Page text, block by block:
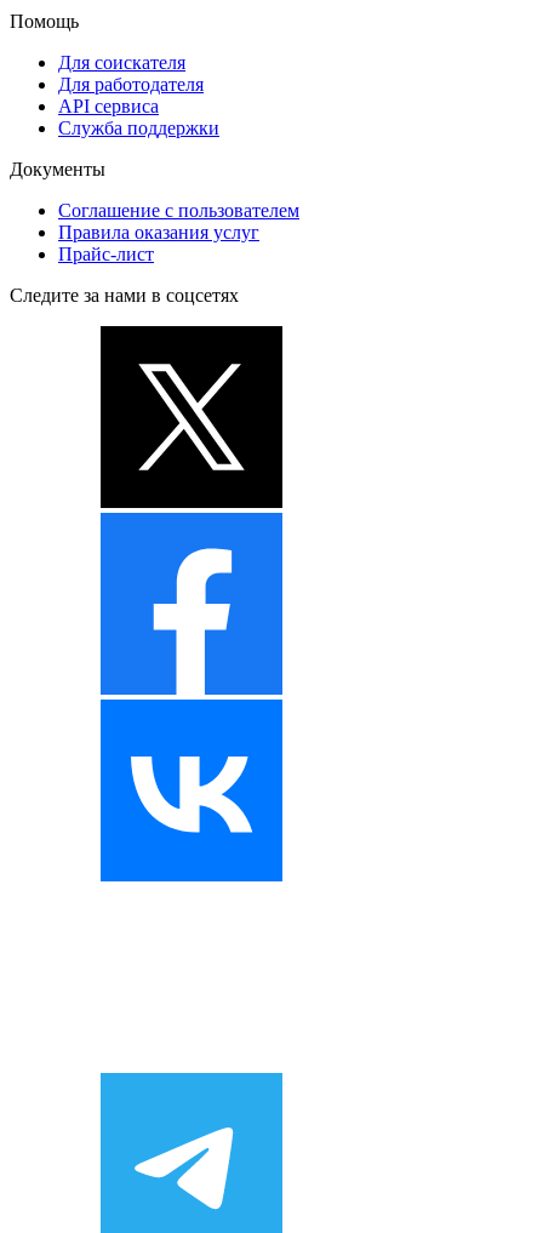
Помощь
Для соискателя
Для работодателя
API сервиса
Служба поддержки
Документы
Соглашение с пользователем
Правила оказания услуг
Прайс-лист
Следите за нами в соцсетях